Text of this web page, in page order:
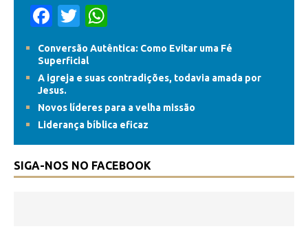
F
e
b
o
o
k
T
w
itt
er
h
at
s
A
p
p
Conversão Autêntica: Como Evitar uma Fé
Superficial
A igreja e suas contradições, todavia amada por
Jesus.
Novos líderes para a velha missão
Liderança bíblica eficaz
SIGA-NOS NO FACEBOOK